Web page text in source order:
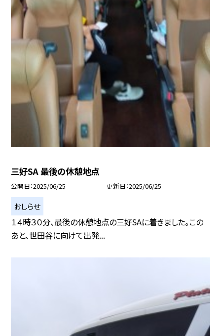
三好SA 最後の休憩地点
公開日 2025/06/25 更新日 2025/06/25
おしらせ
１４時３０分、最後の休憩地点の三好SAに着きました。この
あと、世田谷に向けて出発...